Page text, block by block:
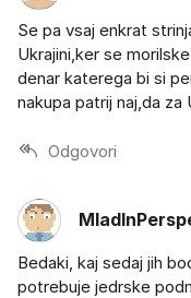
Se pa vsaj enkrat
Ukrajini,ker se
denar katerega bi si
nakupa patrij naj,da za
Odgovori
Bedaki, kaj sedaj jih
potrebuje jedrske